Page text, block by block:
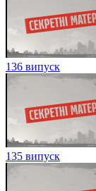
136 випуск
135 випуск